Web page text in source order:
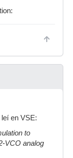
en VSE:
to
VCO analog